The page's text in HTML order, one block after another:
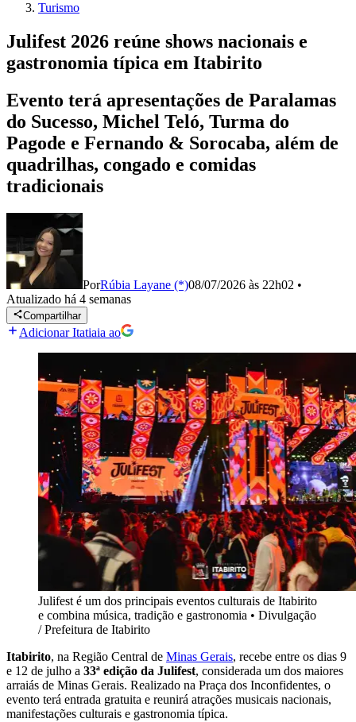
Turismo
Julifest 2026 reúne shows nacionais e
gastronomia típica em Itabirito
Evento terá apresentações de Paralamas
do Sucesso, Michel Teló, Turma do
Pagode e Fernando & Sorocaba, além de
quadrilhas, congado e comidas
tradicionais
PorRúbia Layane (*)08/07/2026 às 22h02 •
Atualizado há 4 semanas
Compartilhar
Adicionar Itatiaia ao
Julifest é um dos principais eventos culturais de Itabirito
e combina música, tradição e gastronomia • Divulgação
/ Prefeitura de Itabirito
Itabirito, na Região Central de Minas Gerais, recebe entre os dias 9
e 12 de julho a 33ª edição da Julifest, considerada um dos maiores
arraiás de Minas Gerais. Realizado na Praça dos Inconfidentes, o
evento terá entrada gratuita e reunirá atrações musicais nacionais,
manifestações culturais e gastronomia típica.